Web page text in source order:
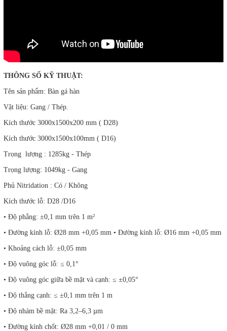
THÔNG SỐ KỸ THUẬT:
Tên sản phẩm: Bàn gá hàn
Vật liệu: Gang / Thép.
Kích thước 3000x1500x200 mm ( D28)
Kích thước 3000x1500x100mm ( D16)
Trọng lượng : 1285kg - Thép
Trọng lượng: 1049kg - Gang
Phủ Nitridation : Có / Không
Kích thước lỗ: D28 /D16
• Độ phẳng: ±0,1 mm trên 1 m²
• Đường kính lỗ: Ø28 mm +0,05 mm • Đường kính lỗ: Ø16 mm +0,05 mm
• Khoảng cách lỗ: ±0,05 mm
• Độ vuông góc lỗ: ≤ 0,1°
• Độ vuông góc giữa bề mặt và cạnh: ≤ ±0,05°
• Độ thẳng cạnh: ≤ ±0,1 mm trên 1 m
• Độ nhám bề mặt: Ra 3,2–6,3 µm
• Đường kính chốt: Ø28 mm +0,01 / 0 mm